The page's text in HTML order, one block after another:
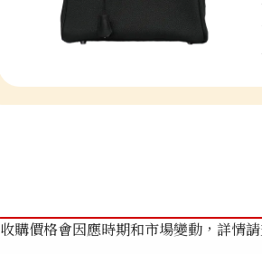
收購價格會因應時期和市場變動，詳情